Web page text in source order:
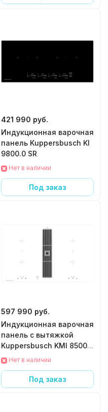
421 990 руб.
Индукционная варочная
панель Kuppersbusch KI
9800.0 SR
Нет в наличии
Под заказ
597 990 руб.
Индукционная варочная
панель с вытяжкой
Kuppersbusch KMI 8500.0
WRНет в наличии
Под заказ